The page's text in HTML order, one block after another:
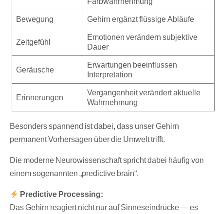
Bewegung
Gehirn ergänzt flüssige Abläufe
Zeitgefühl
Emotionen verändern subjektive
Dauer
Geräusche
Erwartungen beeinflussen
Interpretation
Erinnerungen
Vergangenheit verändert aktuelle
Wahrnehmung
Besonders spannend ist dabei, dass unser Gehirn
permanent Vorhersagen über die Umwelt trifft.
Die moderne Neurowissenschaft spricht dabei häufig von
einem sogenannten „predictive brain“.
Predictive Processing:
Das Gehirn reagiert nicht nur auf Sinneseindrücke — es